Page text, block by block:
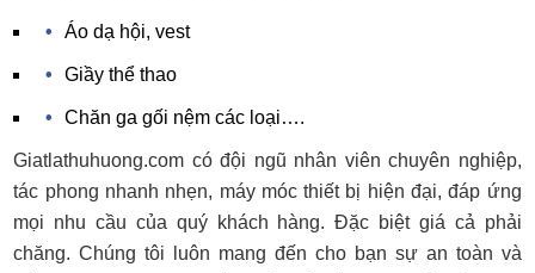
Áo dạ hội, vest
Giầy thể thao
Chăn ga gối nệm các loại….
Giatlathuhuong.com có đội ngũ nhân viên chuyên nghiệp,
tác phong nhanh nhẹn, máy móc thiết bị hiện đại, đáp ứng
mọi nhu cầu của quý khách hàng. Đặc biệt giá cả phải
chăng. Chúng tôi luôn mang đến cho bạn sự an toàn và